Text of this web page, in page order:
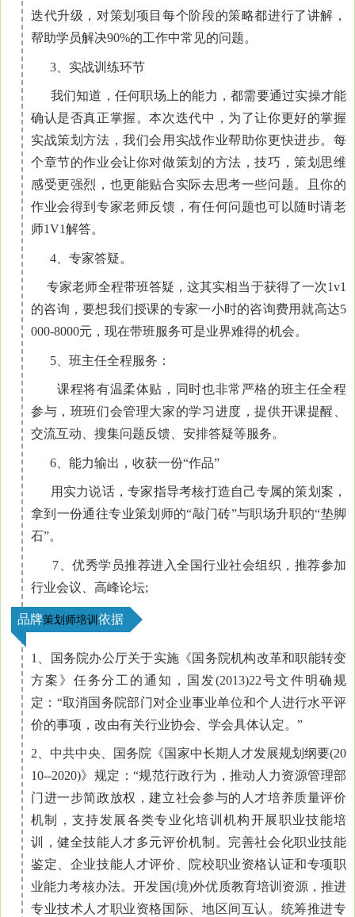
迭代升级，对策划项目每个阶段的策略都进行了讲解，
帮助学员解决90%的工作中常见的问题。
3、实战训练环节
我们知道，任何职场上的能力，都需要通过实操才能
确认是否真正掌握。本次迭代中，为了让你更好的掌握
实战策划方法，我们会用实战作业帮助你更快进步。每
个章节的作业会让你对做策划的方法，技巧，策划思维
感受更强烈，也更能贴合实际去思考一些问题。且你的
作业会得到专家老师反馈，有任何问题也可以随时请老
师1V1解答。
4、专家答疑。
专家老师全程带班答疑，这其实相当于获得了一次1v1
的咨询，要想我们授课的专家一小时的咨询费用就高达5
000-8000元，现在带班服务可是业界难得的机会。
5、班主任全程服务：
课程将有温柔体贴，同时也非常严格的班主任全程
参与，班班们会管理大家的学习进度，提供开课提醒、
交流互动、搜集问题反馈、安排答疑等服务。
6、能力输出，收获一份“作品”
用实力说话，专家指导考核打造自己专属的策划案，
拿到一份通往专业策划师的“敲门砖”与职场升职的“垫脚
石”。
7、优秀学员推荐进入全国行业社会组织，推荐参加
行业会议、高峰论坛;
品牌策划师培训 依据
1、国务院办公厅关于实施《国务院机构改革和职能转变
方案》任务分工的通知，国发(2013)22号文件明确规
定：“取消国务院部门对企业事业单位和个人进行水平评
价的事项，改由有关行业协会、学会具体认定。”
2、中共中央、国务院《国家中长期人才发展规划纲要(20
10--2020)》规定：“规范行政行为，推动人力资源管理部
门进一步简政放权，建立社会参与的人才培养质量评价
机制，支持发展各类专业化培训机构开展职业技能培
训，健全技能人才多元评价机制。完善社会化职业技能
鉴定、企业技能人才评价、院校职业资格认证和专项职
业能力考核办法。开发国(境)外优质教育培训资源，推进
专业技术人才职业资格国际、地区间互认。统筹推进专